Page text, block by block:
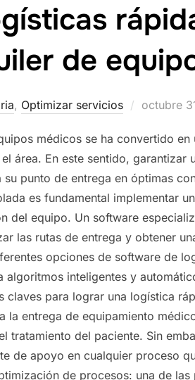
de
, Optimizar servicios
Publicado
octubre
médicos se ha convertido
área. En este sentido,
punto de entrega en óptimas
es fundamental implementar
del equipo. Un software
las rutas de entrega y obtener
opciones de software de
algoritmos inteligentes y
claves para lograr una logística
entrega de equipamiento
tratamiento del paciente. Sin
de apoyo en cualquier proceso
de procesos: una de